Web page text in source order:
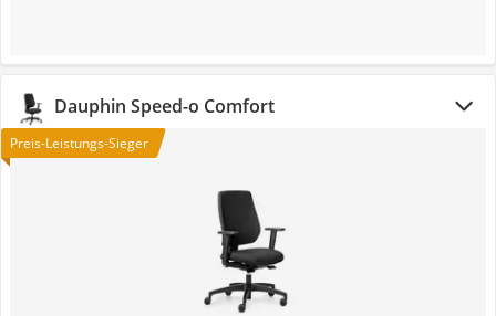
Dauphin Speed-o Comfort
Preis-Leistungs-Sieger